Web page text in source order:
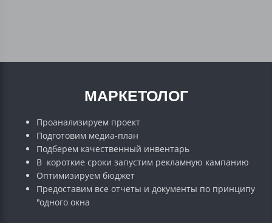
МАРКЕТОЛОГ
Проанализируем проект
Подготовим медиа-план
Подберем качественный инвентарь
В короткие сроки запустим рекламную кампанию
Оптимизируем бюджет
Предоставим все отчеты и документы по принципу
"одного окна